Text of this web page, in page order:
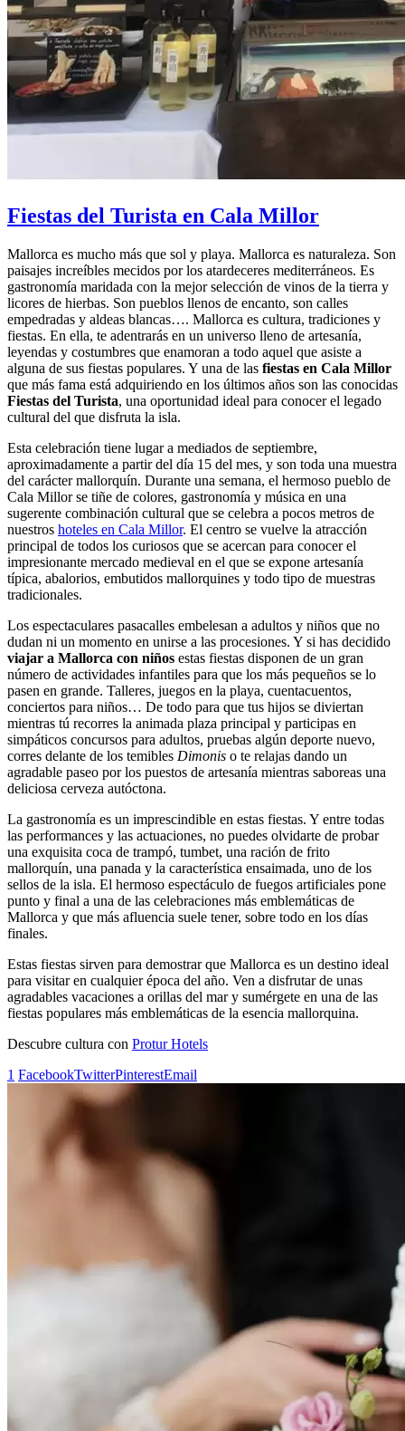
Fiestas del Turista en Cala Millor
Mallorca es mucho más que sol y playa. Mallorca es naturaleza. Son
paisajes increíbles mecidos por los atardeceres mediterráneos. Es
gastronomía maridada con la mejor selección de vinos de la tierra y
licores de hierbas. Son pueblos llenos de encanto, son calles
empedradas y aldeas blancas…. Mallorca es cultura, tradiciones y
fiestas. En ella, te adentrarás en un universo lleno de artesanía,
leyendas y costumbres que enamoran a todo aquel que asiste a
alguna de sus fiestas populares. Y una de las fiestas en Cala Millor
que más fama está adquiriendo en los últimos años son las conocidas
Fiestas del Turista, una oportunidad ideal para conocer el legado
cultural del que disfruta la isla.
Esta celebración tiene lugar a mediados de septiembre,
aproximadamente a partir del día 15 del mes, y son toda una muestra
del carácter mallorquín. Durante una semana, el hermoso pueblo de
Cala Millor se tiñe de colores, gastronomía y música en una
sugerente combinación cultural que se celebra a pocos metros de
nuestros hoteles en Cala Millor. El centro se vuelve la atracción
principal de todos los curiosos que se acercan para conocer el
impresionante mercado medieval en el que se expone artesanía
típica, abalorios, embutidos mallorquines y todo tipo de muestras
tradicionales.
Los espectaculares pasacalles embelesan a adultos y niños que no
dudan ni un momento en unirse a las procesiones. Y si has decidido
viajar a Mallorca con niños estas fiestas disponen de un gran
número de actividades infantiles para que los más pequeños se lo
pasen en grande. Talleres, juegos en la playa, cuentacuentos,
conciertos para niños… De todo para que tus hijos se diviertan
mientras tú recorres la animada plaza principal y participas en
simpáticos concursos para adultos, pruebas algún deporte nuevo,
corres delante de los temibles Dimonis o te relajas dando un
agradable paseo por los puestos de artesanía mientras saboreas una
deliciosa cerveza autóctona.
La gastronomía es un imprescindible en estas fiestas. Y entre todas
las performances y las actuaciones, no puedes olvidarte de probar
una exquisita coca de trampó, tumbet, una ración de frito
mallorquín, una panada y la característica ensaimada, uno de los
sellos de la isla. El hermoso espectáculo de fuegos artificiales pone
punto y final a una de las celebraciones más emblemáticas de
Mallorca y que más afluencia suele tener, sobre todo en los días
finales.
Estas fiestas sirven para demostrar que Mallorca es un destino ideal
para visitar en cualquier época del año. Ven a disfrutar de unas
agradables vacaciones a orillas del mar y sumérgete en una de las
fiestas populares más emblemáticas de la esencia mallorquina.
Descubre cultura con Protur Hotels
1 FacebookTwitterPinterestEmail